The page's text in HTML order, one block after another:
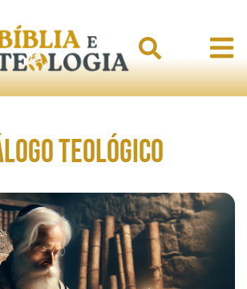
Teológico